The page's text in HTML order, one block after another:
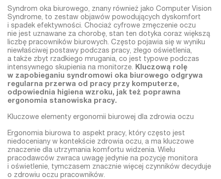
Syndrom oka biurowego, znany również jako Computer Vision
Syndrome, to zestaw objawów powodujących dyskomfort
i spadek efektywności. Chociaż cyfrowe zmęczenie oczu
nie jest uznawane za chorobę, stan ten dotyka coraz większą
liczbę pracowników biurowych. Często pojawia się w wyniku
niewłaściwej postawy podczas pracy, złego oświetlenia,
a także zbyt rzadkiego mrugania, co jest typowe podczas
intensywnego skupienia na monitorze. Kluczową rolę
w zapobieganiu syndromowi oka biurowego odgrywa
regularna przerwa od pracy przy komputerze,
odpowiednia higiena wzroku, jak też poprawna
ergonomia stanowiska pracy.
Kluczowe elementy ergonomii biurowej dla zdrowia oczu
Ergonomia biurowa to aspekt pracy, który często jest
niedoceniany w kontekście zdrowia oczu, a ma kluczowe
znaczenie dla utrzymania komfortu widzenia. Wielu
pracodawców zwraca uwagę jedynie na pozycję monitora
i oświetlenie, tymczasem znacznie więcej czynników decyduje
o zdrowiu oczu pracowników.